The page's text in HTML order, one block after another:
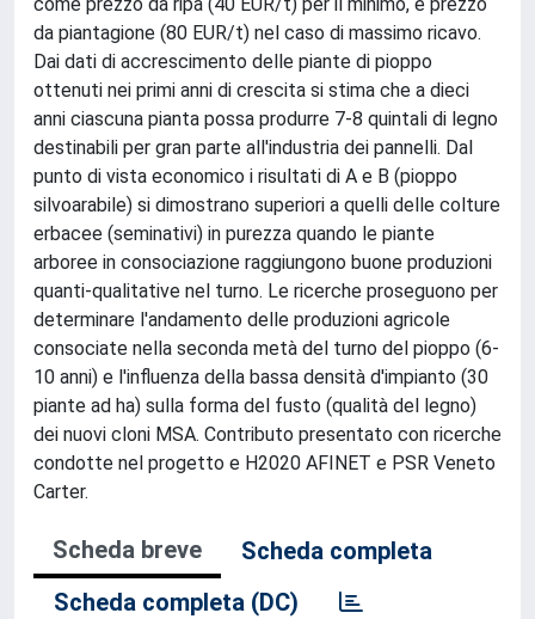
da piantagione (80 EUR/t) nel caso di massimo ricavo.
Dai dati di accrescimento delle piante di pioppo
ottenuti nei primi anni di crescita si stima che a dieci
anni ciascuna pianta possa produrre 7-8 quintali di legno
destinabili per gran parte all'industria dei pannelli. Dal
punto di vista economico i risultati di A e B (pioppo
silvoarabile) si dimostrano superiori a quelli delle colture
erbacee (seminativi) in purezza quando le piante
arboree in consociazione raggiungono buone produzioni
quanti-qualitative nel turno. Le ricerche proseguono per
determinare l'andamento delle produzioni agricole
consociate nella seconda metà del turno del pioppo (6-
10 anni) e l'influenza della bassa densità d'impianto (30
piante ad ha) sulla forma del fusto (qualità del legno)
dei nuovi cloni MSA. Contributo presentato con ricerche
condotte nel progetto e H2020 AFINET e PSR Veneto
Carter.
Scheda breve
Scheda completa
Scheda completa (DC)